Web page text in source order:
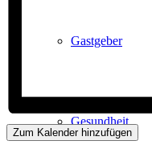
Gastgeber
Gesundheit
Zum Kalender hinzufügen